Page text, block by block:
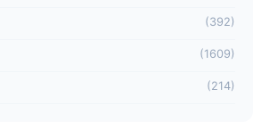
(392)
(1609)
(214)